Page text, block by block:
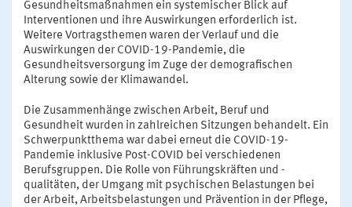
Gesundheitsmaßnahmen ein systemischer Blick auf
Interventionen und ihre Auswirkungen erforderlich ist.
Weitere Vortragsthemen waren der Verlauf und die
Auswirkungen der COVID-19-Pandemie, die
Gesundheitsversorgung im Zuge der demografischen
Alterung sowie der Klimawandel.
Die Zusammenhänge zwischen Arbeit, Beruf und
Gesundheit wurden in zahlreichen Sitzungen behandelt. Ein
Schwerpunktthema war dabei erneut die COVID-19-
Pandemie inklusive Post-COVID bei verschiedenen
Berufsgruppen. Die Rolle von Führungskräften und -
qualitäten, der Umgang mit psychischen Belastungen bei
der Arbeit, Arbeitsbelastungen und Prävention in der Pflege,